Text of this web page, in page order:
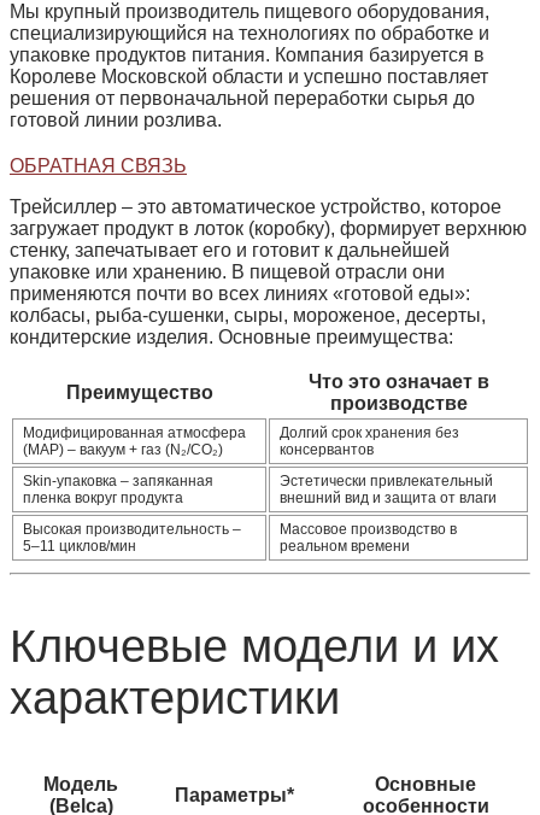
Мы крупный производитель пищевого оборудования,
специализирующийся на технологиях по обработке и
упаковке продуктов питания. Компания базируется в
Королеве Московской области и успешно поставляет
решения от первоначальной переработки сырья до
готовой линии розлива.
ОБРАТНАЯ СВЯЗЬ
Трейсиллер – это автоматическое устройство, которое
загружает продукт в лоток (коробку), формирует верхнюю
стенку, запечатывает его и готовит к дальнейшей
упаковке или хранению. В пищевой отрасли они
применяются почти во всех линиях «готовой еды»:
колбасы, рыба‑сушенки, сыры, мороженое, десерты,
кондитерские изделия. Основные преимущества:
Преимущество
Что это означает в
производстве
Модифицированная атмосфера
(MAP) – вакуум + газ (N₂/CO₂)
Долгий срок хранения без
консервантов
Skin‑упаковка – запяканная
пленка вокруг продукта
Эстетически привлекательный
внешний вид и защита от влаги
Высокая производительность –
5–11 циклов/мин
Массовое производство в
реальном времени
Ключевые модели и их
характеристики
Модель
(Belca)
Параметры*
Основные
особенности